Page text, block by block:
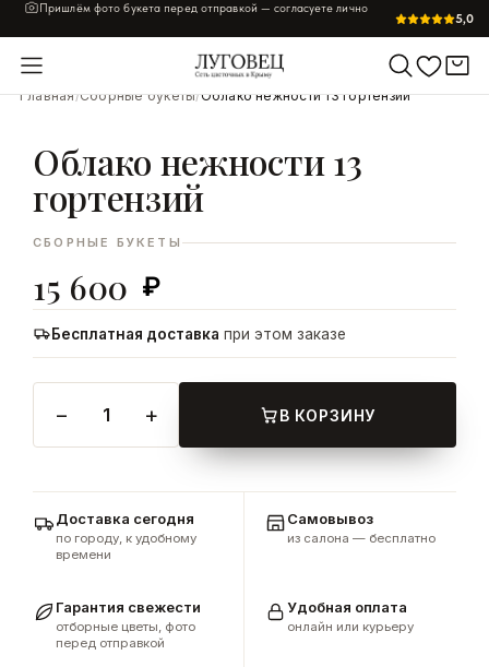
Пришлём фото букета перед отправкой — согласуете лично
5,0
Главная/Сборные букеты/Облако нежности 13 гортензий
Облако нежности 13
гортензий
СБОРНЫЕ БУКЕТЫ
15 600 ₽
Бесплатная доставка при этом заказе
− 1 + В КОРЗИНУ
Доставка сегодня
по городу, к удобному
времени
Самовывоз
из салона — бесплатно
Гарантия свежести
отборные цветы, фото
перед отправкой
Удобная оплата
онлайн или курьеру